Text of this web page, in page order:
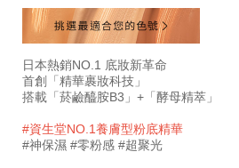
10119347301.html
日本熱銷NO.1 底妝新革命
首創「精華裹妝科技」
搭載「菸鹼醯胺B3」+「酵母精萃」
#資生堂NO.1養膚型粉底精華
#神保濕 #零粉感 #超聚光